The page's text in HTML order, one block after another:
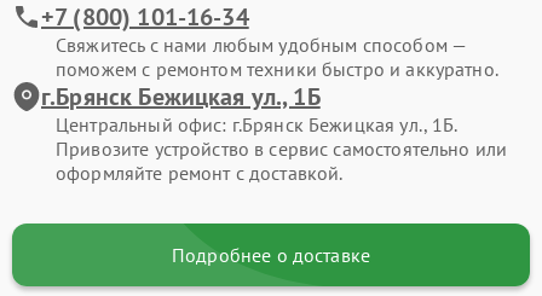
+7 (800) 101-16-34
Свяжитесь с нами любым удобным способом —
поможем с ремонтом техники быстро и аккуратно.
г.Брянск Бежицкая ул., 1Б
Центральный офис: г.Брянск Бежицкая ул., 1Б.
Привозите устройство в сервис самостоятельно или
оформляйте ремонт с доставкой.
Подробнее о доставке